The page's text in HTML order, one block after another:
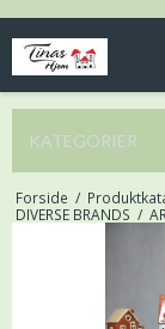
KATEGORIER
Forside /
DIVERSE BRANDS /